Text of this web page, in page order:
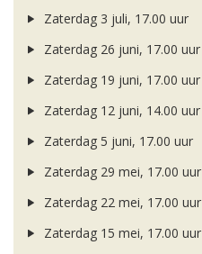
Zaterdag 3 juli, 17.00 uur
Zaterdag 26 juni, 17.00 uur
Zaterdag 19 juni, 17.00 uur
Zaterdag 12 juni, 14.00 uur
Zaterdag 5 juni, 17.00 uur
Zaterdag 29 mei, 17.00 uur
Zaterdag 22 mei, 17.00 uur
Zaterdag 15 mei, 17.00 uur